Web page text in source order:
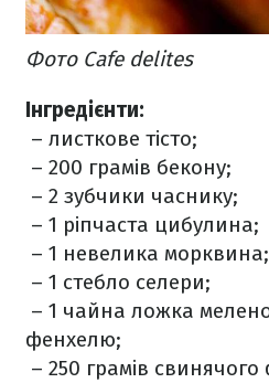
Фото Cafe delites
Інгредієнти:
– листкове тісто;
– 200 грамів бекону;
– 2 зубчики часнику;
– 1 ріпчаста цибулина;
– 1 невелика морквина;
– 1 стебло селери;
– 1 чайна ложка
фенхелю;
– 250 грамів